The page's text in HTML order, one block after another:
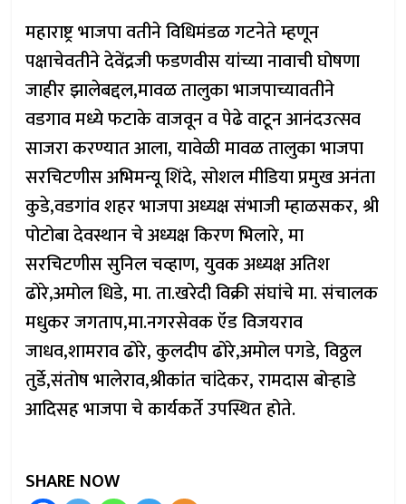
महाराष्ट्र भाजपा वतीने विधिमंडळ गटनेते म्हणून
पक्षाचेवतीने देवेंद्रजी फडणवीस यांच्या नावाची घोषणा
जाहीर झालेबद्दल,मावळ तालुका भाजपाच्यावतीने
वडगाव मध्ये फटाके वाजवून व पेढे वाटून आनंदउत्सव
साजरा करण्यात आला, यावेळी मावळ तालुका भाजपा
सरचिटणीस अभिमन्यू शिंदे, सोशल मीडिया प्रमुख अनंता
कुडे,वडगांव शहर भाजपा अध्यक्ष संभाजी म्हाळसकर, श्री
पोटोबा देवस्थान चे अध्यक्ष किरण भिलारे, मा
सरचिटणीस सुनिल चव्हाण, युवक अध्यक्ष अतिश
ढोरे,अमोल धिडे, मा. ता.खरेदी विक्री संघांचे मा. संचालक
मधुकर जगताप,मा.नगरसेवक ऍड विजयराव
जाधव,शामराव ढोरे, कुलदीप ढोरे,अमोल पगडे, विठ्ठल
तुर्डे,संतोष भालेराव,श्रीकांत चांदेकर, रामदास बोऱ्हाडे
आदिसह भाजपा चे कार्यकर्ते उपस्थित होते.
SHARE NOW